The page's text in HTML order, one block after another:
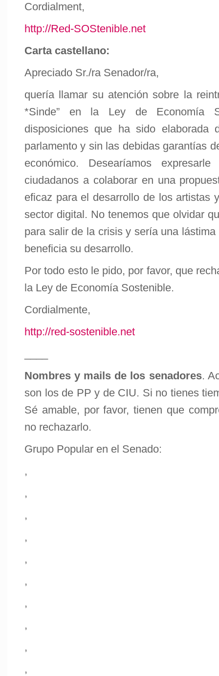
Cordialment,
http://Red-SOStenible.net
Carta castellano:
Apreciado Sr./ra Senador/ra,
quería llamar su atención sobre la
*Sinde” en la Ley de Economía
disposiciones que ha sido elaborada
parlamento y sin las debidas garantías
económico. Desearíamos
ciudadanos a colaborar en una
eficaz para el desarrollo de los artistas
sector digital. No tenemos que olvidar
para salir de la crisis y sería una
beneficia su desarrollo.
Por todo esto le pido, por favor, que
la Ley de Economía Sostenible.
Cordialmente,
http://red-sostenible.net
Nombres y mails de los senadores.
son los de PP y de CIU. Si no tienes
Sé amable, por favor, tienen que
no rechazarlo.
Grupo Popular en el Senado:
,
,
,
,
,
,
,
,
,
,